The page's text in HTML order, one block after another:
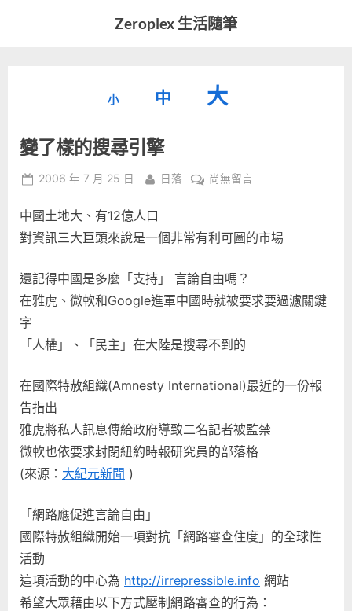
Zeroplex 生活隨筆
發
活
事
小
型
小。
中
重
型
小。
大
字
大
小。
變了樣的搜尋引擎
Posted
2006 年 7 月 25 日 By
日落
在
樣
尋
引
中
尚無留言
中國土地大、有12億人口
對資訊三大巨頭來說是一個非常有利可圖的市場
還記得中國是多麼「支持」 言論自由嗎？
在雅虎、微軟和Google進軍中國時就被要求要過濾關鍵
字
「人權」、「民主」在大陸是搜尋不到的
在國際特赦組織(Amnesty International)最近的一份報
告指出
雅虎將私人訊息傳給政府導致二名記者被監禁
微軟也依要求封閉紐約時報研究員的部落格
(來源： 大紀元新聞 )
「網路應促進言論自由」
國際特赦組織開始一項對抗「網路審查住度」的全球性
活動
這項活動的中心為 http://irrepressible.info 網站
希望大眾藉由以下方式壓制網路審查的行為：